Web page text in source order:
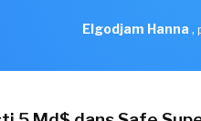
Elgodjam Hanna ,